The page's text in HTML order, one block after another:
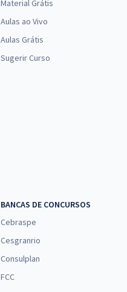
Material Grátis
Aulas ao Vivo
Aulas Grátis
Sugerir Curso
BANCAS DE CONCURSOS
Cebraspe
Cesgranrio
Consulplan
FCC